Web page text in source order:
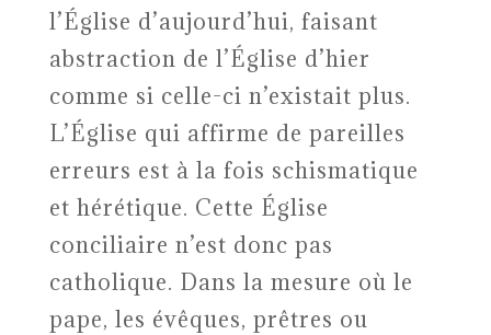
l’Église d’aujourd’hui, faisant
abstraction de l’Église d’hier
comme si celle-ci n’existait plus.
L’Église qui affirme de pareilles
erreurs est à la fois schismatique
et hérétique. Cette Église
conciliaire n’est donc pas
catholique. Dans la mesure où le
pape, les évêques, prêtres ou